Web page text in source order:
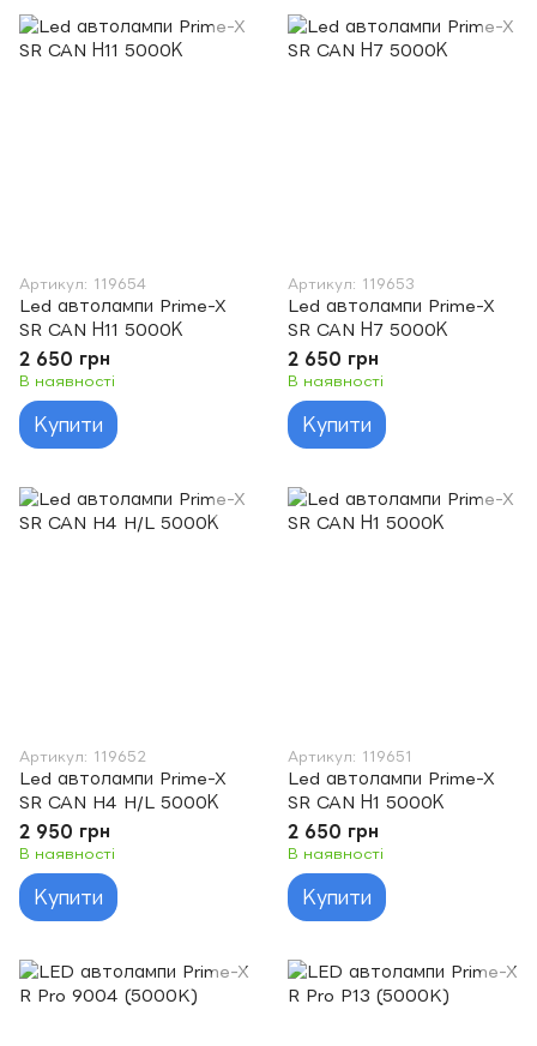
Артикул: 119654
Led автолампи Prime-X
SR CAN Н11 5000К
2 650 грн
В наявності
Купити
Артикул: 119653
Led автолампи Prime-X
SR CAN Н7 5000К
2 650 грн
В наявності
Купити
Артикул: 119652
Led автолампи Prime-X
SR CAN H4 H/L 5000К
2 950 грн
В наявності
Купити
Артикул: 119651
Led автолампи Prime-X
SR CAN Н1 5000К
2 650 грн
В наявності
Купити